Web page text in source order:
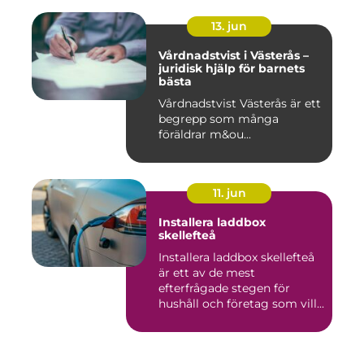
13. jun
Vårdnadstvist i Västerås –
juridisk hjälp för barnets
bästa
Vårdnadstvist Västerås är ett
begrepp som många
föräldrar m&ou...
11. jun
Installera laddbox
skellefteå
Installera laddbox skellefteå
är ett av de mest
efterfrågade stegen för
hushåll och företag som vill...